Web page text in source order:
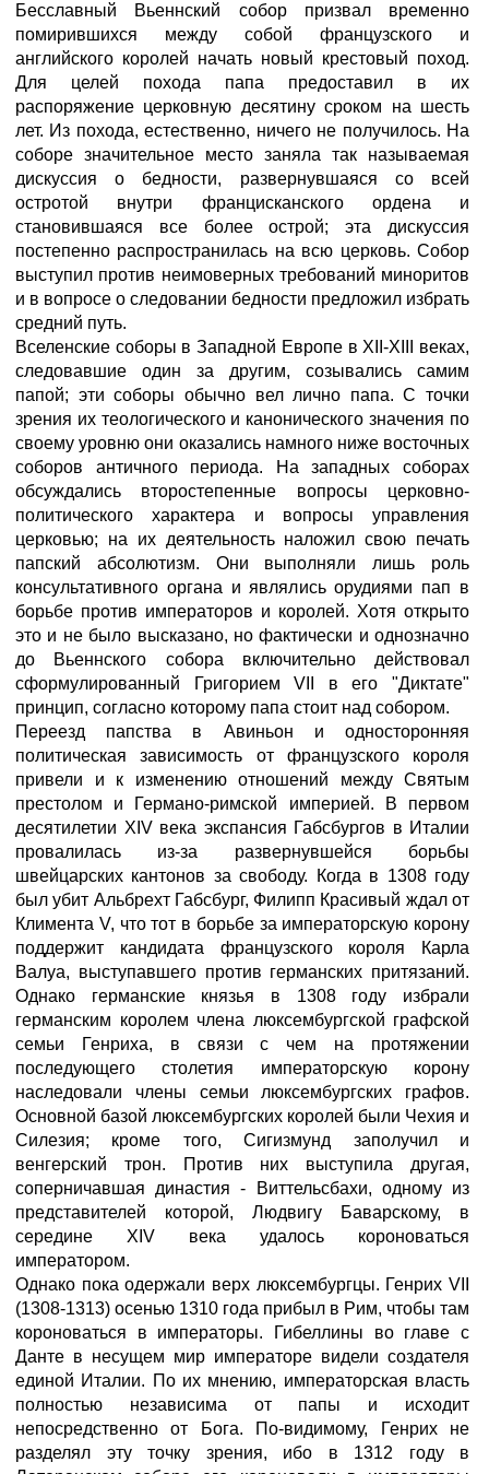
Бесславный Вьеннский собор призвал временно
помирившихся между собой французского и
английского королей начать новый крестовый поход.
Для целей похода папа предоставил в их
распоряжение церковную десятину сроком на шесть
лет. Из похода, естественно, ничего не получилось. На
соборе значительное место заняла так называемая
дискуссия о бедности, развернувшаяся со всей
остротой внутри францисканского ордена и
становившаяся все более острой; эта дискуссия
постепенно распространилась на всю церковь. Собор
выступил против неимоверных требований миноритов
и в вопросе о следовании бедности предложил избрать
средний путь.
Вселенские соборы в Западной Европе в XII-XIII веках,
следовавшие один за другим, созывались самим
папой; эти соборы обычно вел лично папа. С точки
зрения их теологического и канонического значения по
своему уровню они оказались намного ниже восточных
соборов античного периода. На западных соборах
обсуждались второстепенные вопросы церковно-
политического характера и вопросы управления
церковью; на их деятельность наложил свою печать
папский абсолютизм. Они выполняли лишь роль
консультативного органа и являлись орудиями пап в
борьбе против императоров и королей. Хотя открыто
это и не было высказано, но фактически и однозначно
до Вьеннского собора включительно действовал
сформулированный Григорием VII в его "Диктате"
принцип, согласно которому папа стоит над собором.
Переезд папства в Авиньон и односторонняя
политическая зависимость от французского короля
привели и к изменению отношений между Святым
престолом и Германо-римской империей. В первом
десятилетии XIV века экспансия Габсбургов в Италии
провалилась из-за развернувшейся борьбы
швейцарских кантонов за свободу. Когда в 1308 году
был убит Альбрехт Габсбург, Филипп Красивый ждал от
Климента V, что тот в борьбе за императорскую корону
поддержит кандидата французского короля Карла
Валуа, выступавшего против германских притязаний.
Однако германские князья в 1308 году избрали
германским королем члена люксембургской графской
семьи Генриха, в связи с чем на протяжении
последующего столетия императорскую корону
наследовали члены семьи люксембургских графов.
Основной базой люксембургских королей были Чехия и
Силезия; кроме того, Сигизмунд заполучил и
венгерский трон. Против них выступила другая,
соперничавшая династия - Виттельсбахи, одному из
представителей которой, Людвигу Баварскому, в
середине XIV века удалось короноваться
императором.
Однако пока одержали верх люксембургцы. Генрих VII
(1308-1313) осенью 1310 года прибыл в Рим, чтобы там
короноваться в императоры. Гибеллины во главе с
Данте в несущем мир императоре видели создателя
единой Италии. По их мнению, императорская власть
полностью независима от папы и исходит
непосредственно от Бога. По-видимому, Генрих не
разделял эту точку зрения, ибо в 1312 году в